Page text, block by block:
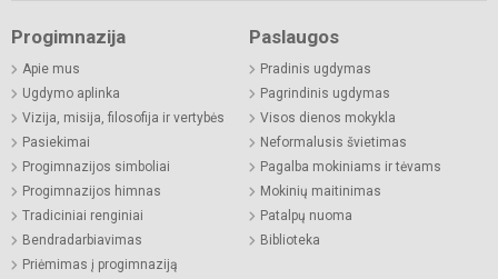
Progimnazija
Apie mus
Ugdymo aplinka
Vizija, misija, filosofija ir vertybės
Pasiekimai
Progimnazijos simboliai
Progimnazijos himnas
Tradiciniai renginiai
Bendradarbiavimas
Priėmimas į progimnaziją
Paslaugos
Pradinis ugdymas
Pagrindinis ugdymas
Visos dienos mokykla
Neformalusis švietimas
Pagalba mokiniams ir tėvams
Mokinių maitinimas
Patalpų nuoma
Biblioteka